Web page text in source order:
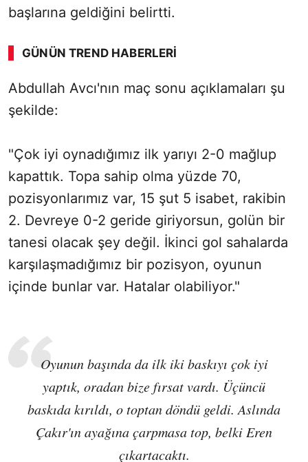
başlarına geldiğini belirtti.
GÜNÜN TREND HABERLERI
Abdullah Avcı'nın maç sonu açıklamaları şu
şekilde:
"Çok iyi oynadığımız ilk yarıyı 2-0 mağlup
kapattık. Topa sahip olma yüzde 70,
pozisyonlarımız var, 15 şut 5 isabet, rakibin
2. Devreye 0-2 geride giriyorsun, golün bir
tanesi olacak şey değil. İkinci gol sahalarda
karşılaşmadığımız bir pozisyon, oyunun
içinde bunlar var. Hatalar olabiliyor."
Oyunun başında da ilk iki baskıyı çok iyi
yaptık, oradan bize fırsat vardı. Üçüncü
baskıda kırıldı, o toptan döndü geldi. Aslında
Çakır'ın ayağına çarpmasa top, belki Eren
çıkartacaktı.